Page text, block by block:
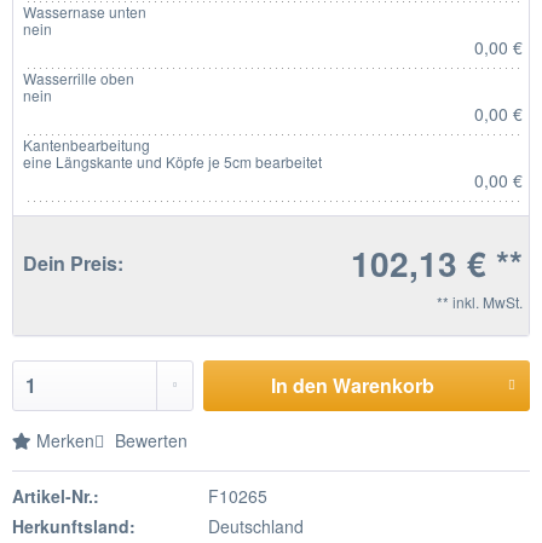
Wassernase unten
nein
0,00 €
Wasserrille oben
nein
0,00 €
Kantenbearbeitung
eine Längskante und Köpfe je 5cm bearbeitet
0,00 €
Dein Preis: 102,13 € **
** inkl. MwSt.
In den Warenkorb
Merken Bewerten
Artikel-Nr.:
F10265
Herkunftsland:
Deutschland